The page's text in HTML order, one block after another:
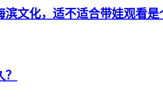
文化，适不适合带娃观看是